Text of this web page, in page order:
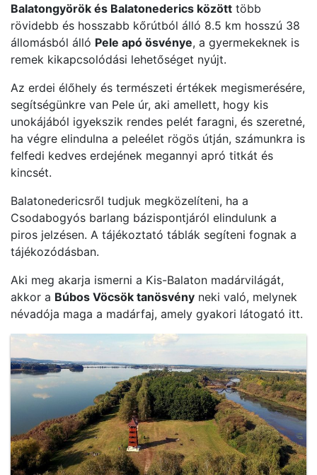
Balatongyörök és Balatonederics között több
rövidebb és hosszabb kőrútból álló 8.5 km hosszú 38
állomásból álló Pele apó ösvénye, a gyermekeknek is
remek kikapcsolódási lehetőséget nyújt.
Az erdei élőhely és természeti értékek megismerésére,
segítségünkre van Pele úr, aki amellett, hogy kis
unokájából igyekszik rendes pelét faragni, és szeretné,
ha végre elindulna a peleélet rögös útján, számunkra is
felfedi kedves erdejének megannyi apró titkát és
kincsét.
Balatonedericsről tudjuk megközelíteni, ha a
Csodabogyós barlang bázispontjáról elindulunk a
piros jelzésen. A tájékoztató táblák segíteni fognak a
tájékozódásban.
Aki meg akarja ismerni a Kis-Balaton madárvilágát,
akkor a Búbos Vöcsök tanösvény neki való, melynek
névadója maga a madárfaj, amely gyakori látogató itt.